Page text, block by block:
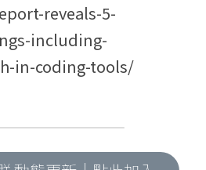
reveals-5-
including-
in-coding-tools/